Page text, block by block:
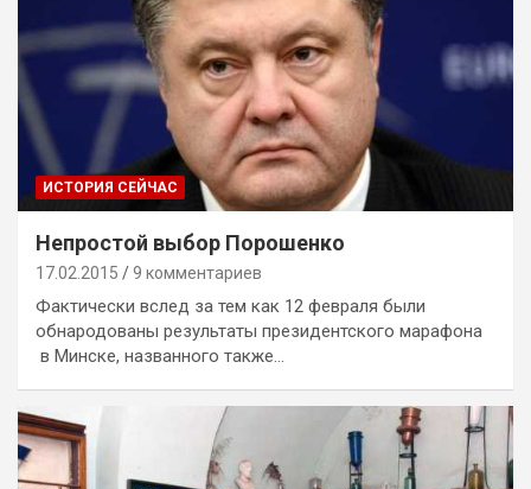
ИСТОРИЯ СЕЙЧАС
Непростой выбор Порошенко
17.02.2015 9 комментариев
Фактически вслед за тем как 12 февраля были
обнародованы результаты президентского марафона
в Минске, названного также…